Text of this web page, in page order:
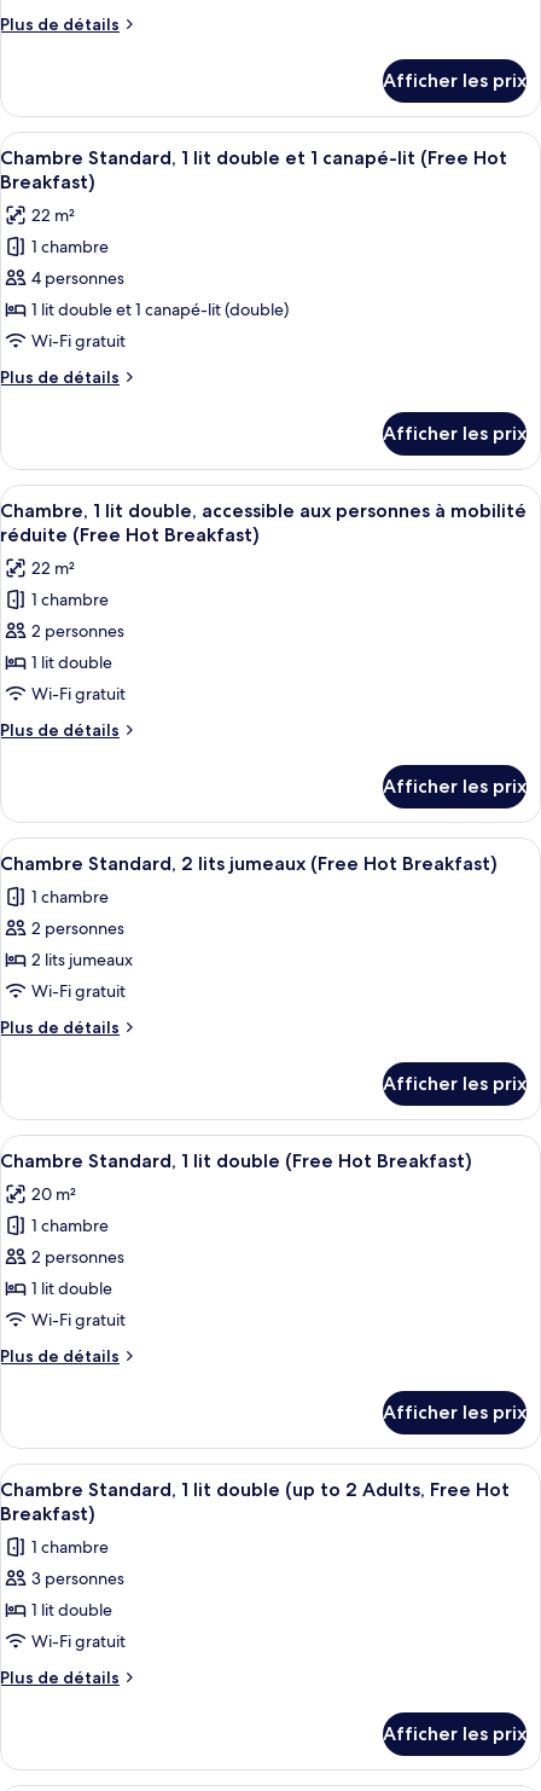
chambre :
(Free
Hot
Breakfast)
Plus de détails
Plus
Chambre
Standard
(Free
Hot
Afficher les prix
Afficher
toutes
les
photos
pour
ce
type
de
chambre :
Chambre
1
lit
double
et
1
canapé-
lit
(Free
Hot
Breakfast)
Une chambre d’hôtel avec deux lits,
8
Chambre Standard, 1 lit double et 1 canapé-lit (Free Hot
Breakfast)
22 m²
1 chambre
4 personnes
1 lit double et 1 canapé-lit (double)
Wi-Fi gratuit
Plus de détails
Plus
Chambre
Standard,
1
lit
et
canapé-
lit
(Free
Breakfast)
Afficher les prix
Afficher
toutes
les
photos
pour
ce
type
de
chambre :
Chambre,
lit
double,
accessible
aux
personnes
à
mobilité
réduite
(Free
Une chambre d’hôtel avec un grand
7
Chambre, 1 lit double, accessible aux personnes à mobilité
réduite (Free Hot Breakfast)
22 m²
1 chambre
2 personnes
1 lit double
Wi-Fi gratuit
Plus de détails
Plus
Chambre,
lit
accessible
aux
à
mobilité
(Free
Afficher les prix
Afficher
toutes
les
photos
pour
ce
type
de
Chambre
Standard,
2
lits
jumeaux
(Free
Hot
Breakfast)
Une chambre d’hôtel avec deux
9
Chambre Standard, 2 lits jumeaux (Free Hot Breakfast)
1 chambre
2 personnes
2 lits jumeaux
Wi-Fi gratuit
Plus de détails
Plus
Chambre
Standard,
2
jumeaux
(Free
Hot
Breakfast)
Afficher les prix
Afficher
toutes
les
photos
pour
ce
type
chambre :
lit
double
(Free
Hot
Breakfast)
Une chambre d’hôtel avec un lit, un
8
Chambre Standard, 1 lit double (Free Hot Breakfast)
20 m²
1 chambre
2 personnes
1 lit double
Wi-Fi gratuit
Plus de détails
Plus
Chambre
Standard,
1
lit
(Free
Hot
Breakfast)
Afficher les prix
Afficher
toutes
les
photos
pour
ce
type
de
Standard,
Une chambre d’hôtel avec un grand
7
Chambre Standard, 1 lit double (up to 2 Adults, Free Hot
Breakfast)
1 chambre
3 personnes
1 lit double
Wi-Fi gratuit
Plus de détails
Plus
Chambre
Standard,
Afficher les prix